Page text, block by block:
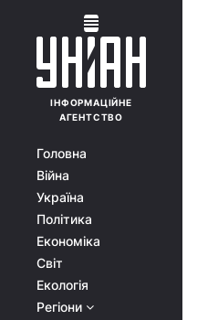
ІНФОРМАЦІЙНЕ
АГЕНТСТВО
Головна
Війна
Україна
Політика
Економіка
Світ
Екологія
Регіони